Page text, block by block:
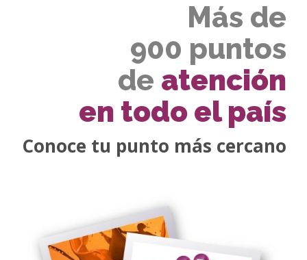
Más de
900 puntos
de atención
en todo el país
Conoce tu punto más cercano